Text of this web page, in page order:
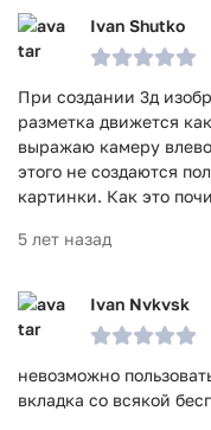
Ivan Shutko
При создании 3д
разметка движется
выражаю камеру
этого не создаются
картинки. Как это
5 лет назад
Ivan Nvkvsk
невозможно
вкладка со всякой